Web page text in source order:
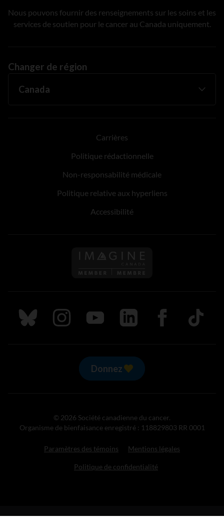
Nous pouvons fournir des renseignements sur les soins et les
services de soutien pour le cancer au Canada uniquement.
Changer de région
Carrières
Politique rédactionnelle
Non-responsabilité médicale
Politique relative aux hyperliens
Accessibilité
Suivez nous sur Bluesky
Suivez nous sur Instagram
Suivez nous sur Youtube
Suivez nous sur LinkedIn
Suivez nous sur
TikTok
Donnez
© 2026 Société canadienne du cancer.
Organisme de bienfaisance enregistré : 118829803 RR 0001
Paramètres des témoins Mentions légales
Politique de confidentialité